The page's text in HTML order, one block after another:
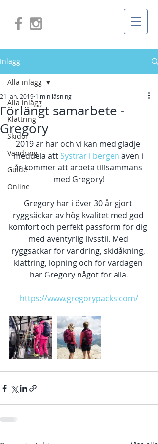
Inlägg
Alla inlägg
Klättring
Skidor
Vandring
Guide
Online
Alla inlägg
Förlängt samarbete -
Gregory
21 jan. 2019 1 min läsning
2019 är här och vi kan med glädje
meddela att Systrar i bergen även i
år kommer att arbeta tillsammans
med Gregory!
Gregory har i över 30 år gjort
ryggsäckar av hög kvalitet med god
komfort och perfekt passform för dig
med äventyrlig livsstil. Med
ryggsäckar för vandring, skidåkning,
klättring, löpning och för vardagen
har Gregory något för alla.
https://www.gregorypacks.com/